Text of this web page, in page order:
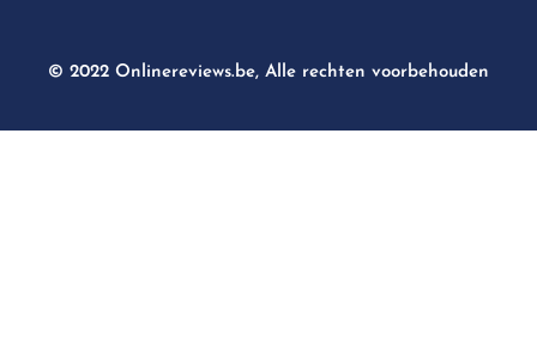
© 2022 Onlinereviews.be, Alle rechten voorbehouden